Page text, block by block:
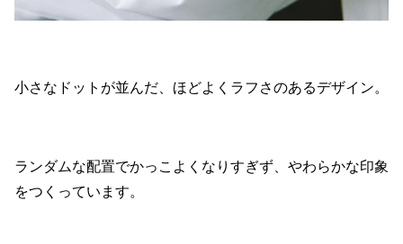
小さなドットが並んだ、ほどよくラフさのあるデザイン。
ランダムな配置でかっこよくなりすぎず、やわらかな印象
をつくっています。